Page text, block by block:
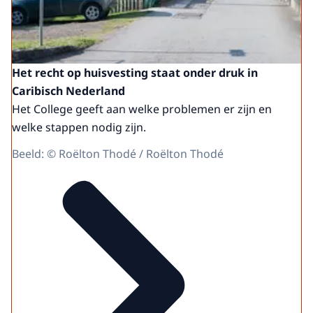
adviseren de overheid over wetgeving en
beleid, én geven voorlichting. Wij kunnen
voor inwoners ook beoordelen of ze
discriminatie hebben meegemaakt.
Mensenrechten en gelijke behandeling
horen bij het dagelijks leven. Misschien
vraagt u zich af of iets wat u heeft
In zulke situaties kunt u contact met ons
opnemen. Wij leggen uit wat uw rechten
zijn, beoordelen de situatie en helpen bij
het vinden van een oplossing.
Dus, neem gerust contact op via Facebook.
Of ga naar www.humanrightsincn.nl voor
meer informatie.
Het recht op huisvesting staat onder druk in
Caribisch Nederland
Het College geeft aan welke problemen er zijn en
welke stappen nodig zijn.
Beeld: © Roëlton Thodé / Roëlton Thodé